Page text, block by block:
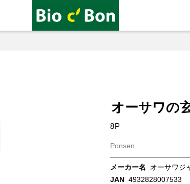
オーサワの
8P
Ponsen
メーカー名
オーサワジ
JAN 4932828007533